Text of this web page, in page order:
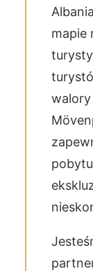
mapie
walory